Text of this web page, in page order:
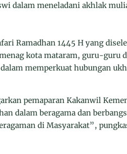
dalam meneladani akhlak
Ramadhan 1445 H yang
kota mataram, guru-guru
memperkuat hubungan
pemaparan Kakanwil
dalam beragama dan
di Masyarakat”,